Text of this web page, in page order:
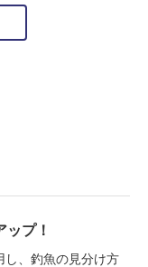
プ！
し、釣魚の見分け方